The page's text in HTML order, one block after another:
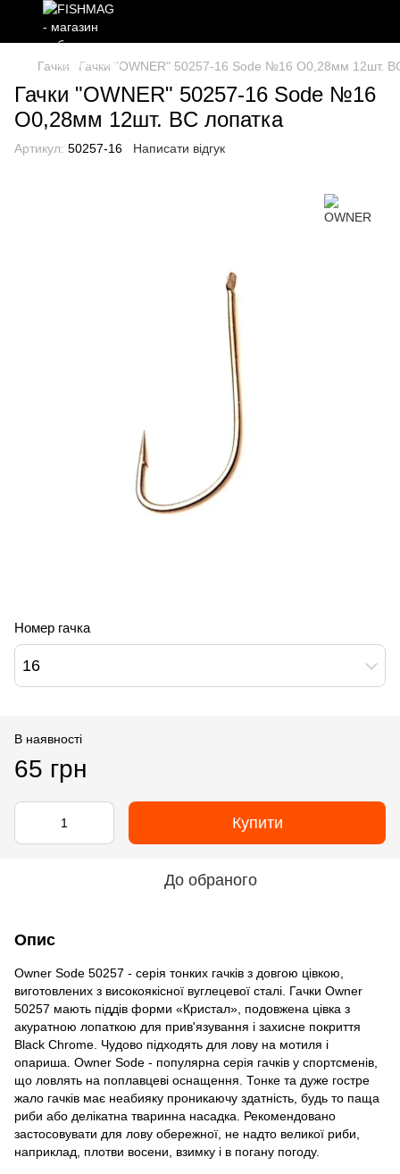
Гачки Гачки "OWNER" 50257-16 Sode №16 O0,28мм 12шт.
Гачки "OWNER" 50257-16 Sode №16
O0,28мм 12шт. BC лопатка
Артикул: 50257-16 Написати відгук
Номер гачка
16
В наявності
65 грн
Купити
До обраного
Опис
Owner Sode 50257 - серія тонких гачків з довгою цівкою,
виготовлених з високоякісної вуглецевої сталі. Гачки Owner
50257 мають піддів форми «Кристал», подовжена цівка з
акуратною лопаткою для прив'язування і захисне покриття
Black Chrome. Чудово підходять для лову на мотиля і
опариша. Owner Sode - популярна серія гачків у спортсменів,
що ловлять на поплавцеві оснащення. Тонке та дуже гостре
жало гачків має неабияку проникаючу здатність, будь то паща
риби або делікатна тваринна насадка. Рекомендовано
застосовувати для лову обережної, не надто великої риби,
наприклад, плотви восени, взимку і в погану погоду.